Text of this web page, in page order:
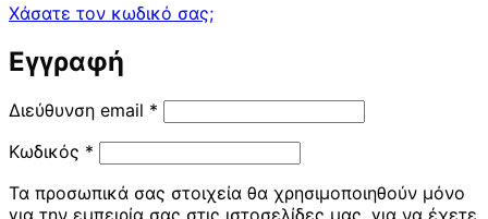
Χάσατε τον κωδικό σας;
Εγγραφή
Διεύθυνση email * Απαιτείται
Κωδικός * Απαιτείται
Τα προσωπικά σας στοιχεία θα χρησιμοποιηθούν μόνο
για την εμπειρία σας στις ιστοσελίδες μας, για να έχετε